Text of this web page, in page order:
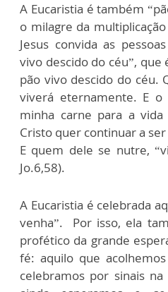
A Eucaristia é também
o milagre da
Jesus convida as
vivo descido do céu”,
pão vivo descido do céu.
viverá eternamente. E
minha carne para a
Cristo quer continuar a
E quem dele se nutre,
Jo.6,58).
A Eucaristia é celebrada
venha”. Por isso, ela
profético da grande
fé: aquilo que
celebramos por sinais